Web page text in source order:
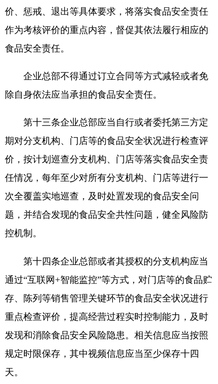
查验、贮存配送、巡查检查、人员管理等食品安全
风险管控情况进行电子化记录，提升食品安全智慧
管理水平。
第十六条企业总部应当对分支机构、门店等的
对食品安全总监、食品安全员进行食品安全法律、
法规、规章、标准和专业知识培训、考核，考核合
档备查。食品安全总监、食品安全员每年参加培训
时间不少于四十小时。
管理。由企业总部或者分支机构实行统一采购的，
企业总部或者分支机构应当通过订立合同等方式，
依法明确双方的食品安全责任。企业总部应当统一
自行或者委托第三方机构开展食品抽样检验，及时
更换不符合要求的食品供货者。
由企业总部或者分支机构统一履行进货查验义
务的，企业总部或者分支机构应当依法查验食品供
货者的许可证和食品合格证明文件，进行食品进货
查验记录，并保存相关凭证，保证门店等能够及时
记录。